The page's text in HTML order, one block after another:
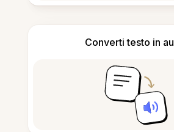
Converti testo in